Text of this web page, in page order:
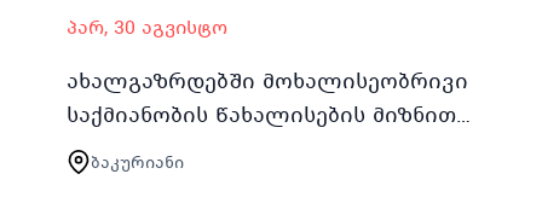
პარ, 30 აგვისტო
ახალგაზრდებში მოხალისეობრივი
საქმიანობის წახალისების მიზნით
30 აგვისტოდან 3 სექტემბრის
შუალედში ჩატარდება
ბაკურიანი